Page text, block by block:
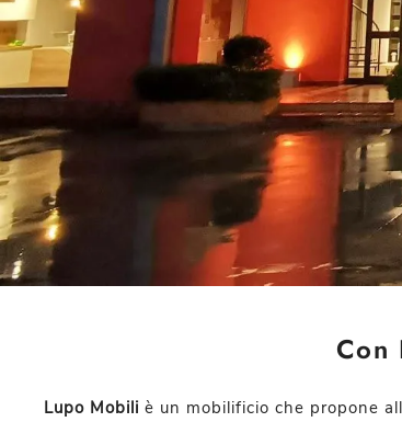
Con
Lupo Mobili è un mobilificio che propone